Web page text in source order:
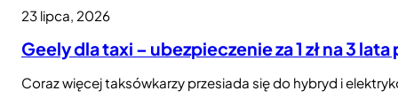
23 lipca, 2026
Geely dla taxi – ubezpieczenie za 1 zł na 3
Coraz więcej taksówkarzy przesiada się do hybryd i